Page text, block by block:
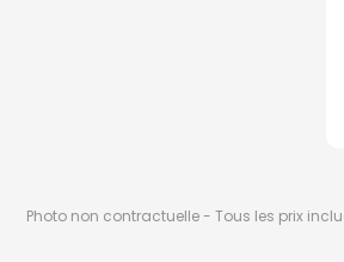
Photo non contractuelle - Tous les prix